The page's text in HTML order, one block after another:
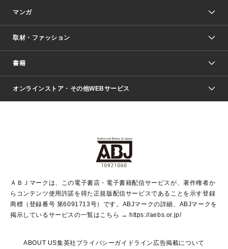
マンガ
少年マンガ
Vジャンプ
ジャンプルーキー！
ジャンプTOON
S-MANGA
集英社ジャンプリミックス
週刊ヤングジャンプ
ウルトラジャンプ
少女マンガ
リマコミ＋
マンガMeets
月刊オフィスユー
取材・ファッション
Seventeen
LEE
Marisol
T JAPAN:The New York Times Style Magazine
芸能・情報・スポーツ
パラスポ＋！
書籍
文芸・文庫・総合
青春と読書
アジア人物史
集英社新書
集英社新書プラス
よみタイ
ライトノベル・ノベライズ
集英社Webマガジン Cobalt
集英社オレンジ文庫
シフォン文庫
JUMP j BOOKS
集英社みらい文庫
S-KIDS.LAND
オンラインストア・その他WEBサービス
SHUEISHA MANGA-ART HERITAGE
HAPPY PLUS STORE
shueisha vox
EDITOR'S LAB
ＡＢＪマークは、この電子書店・電子書籍配信サービスが、著作権者か
らコンテンツ使用許諾を得た正規版配信サービスであることを示す登録
商標（登録番号 第6091713号）です。ABJマークの詳細、ABJマークを
掲示しているサービスの一覧はこちら → https://aebs.or.jp/
ABOUT US集英社プライバシーガイドライン 広告掲載について